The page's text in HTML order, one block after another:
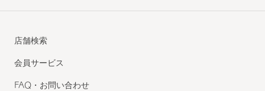
店舗検索
会員サービス
FAQ・お問い合わせ